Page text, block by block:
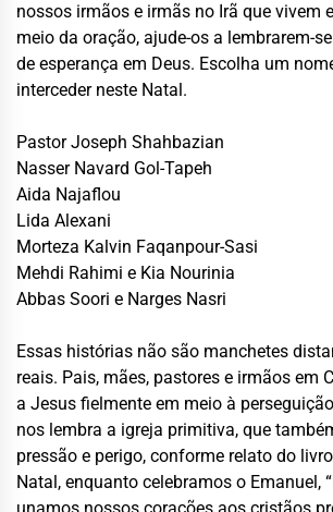
nossos irmãos e irmãs no Irã que vivem
meio da oração, ajude-os a lembrarem-
de esperança em Deus. Escolha um
interceder neste Natal.
Pastor Joseph Shahbazian
Nasser Navard Gol-Tapeh
Aida Najaflou
Lida Alexani
Morteza Kalvin Faqanpour-Sasi
Mehdi Rahimi e Kia Nourinia
Abbas Soori e Narges Nasri
Essas histórias não são manchetes
reais. Pais, mães, pastores e irmãos em
a Jesus fielmente em meio à
nos lembra a igreja primitiva, que
pressão e perigo, conforme relato do
Natal, enquanto celebramos o Emanuel,